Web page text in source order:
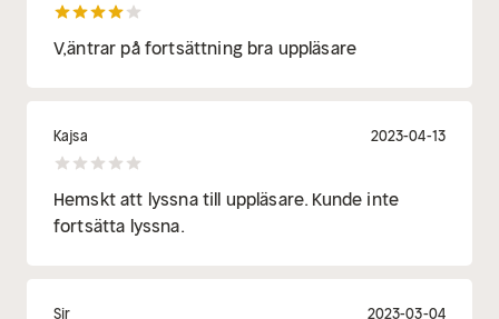
V,äntrar på fortsättning bra uppläsare
Kajsa 2023-04-13
Hemskt att lyssna till uppläsare. Kunde inte
fortsätta lyssna.
Sir 2023-03-04